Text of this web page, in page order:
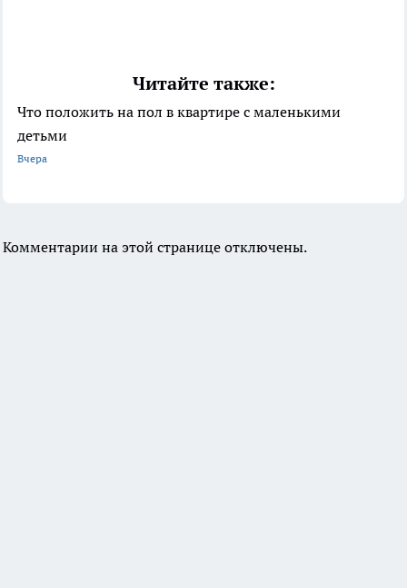
Читайте также:
Что положить на пол в квартире с маленькими
детьми
Вчера
Комментарии на этой странице отключены.